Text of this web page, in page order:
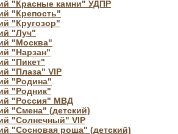
"Красные камни" УДПР
"Крепость"
"Кругозор"
"Луч"
"Москва"
"Нарзан"
"Пикет"
"Плаза" VIP
"Родина"
"Родник"
"Россия" МВД
"Смена" (детский)
"Солнечный" VIP
"Сосновая роща" (детский)